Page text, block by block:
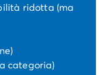
ridotta (ma
categoria)